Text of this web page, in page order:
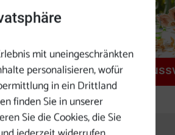
mit uneingeschränkten
personalisieren, wofür
in ein Drittland
finden Sie in unserer
Sie die Cookies, die Sie